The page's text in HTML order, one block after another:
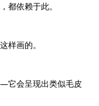
都依赖于此。
样画的。
它会呈现出类似毛皮